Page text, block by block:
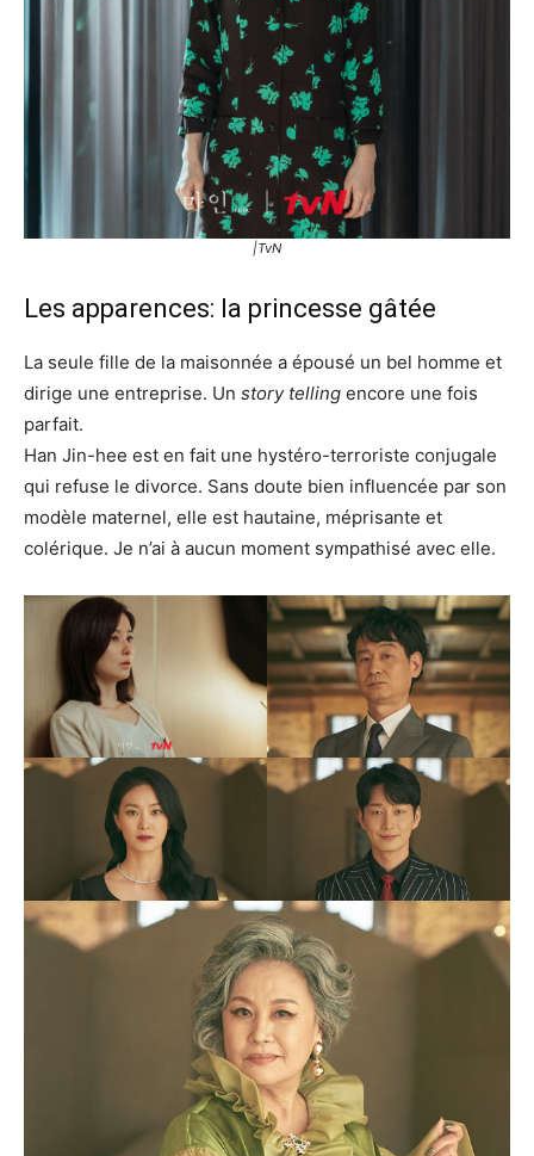
|TvN
Les apparences: la princesse gâtée
La seule fille de la maisonnée a épousé un bel homme et
dirige une entreprise. Un story telling encore une fois
parfait.
Han Jin-hee est en fait une hystéro-terroriste conjugale
qui refuse le divorce. Sans doute bien influencée par son
modèle maternel, elle est hautaine, méprisante et
colérique. Je n’ai à aucun moment sympathisé avec elle.